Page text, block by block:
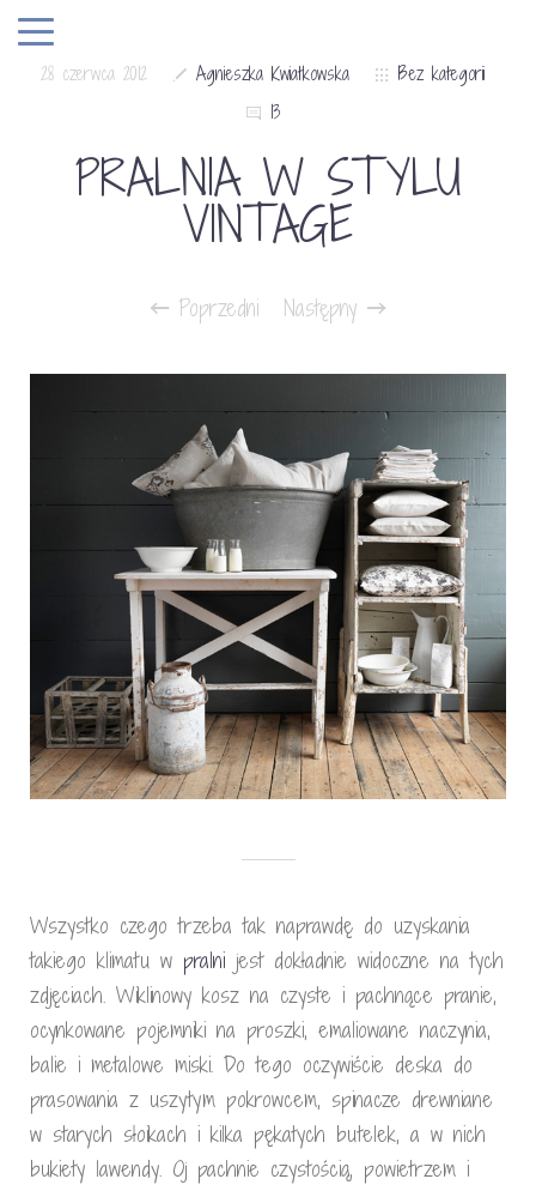
28 czerwca 2012 Agnieszka Kwiatkowska
Bez kategorii
13
PRALNIA W STYLU
VINTAGE
Poprzedni Następny
Wszystko czego trzeba tak naprawdę do uzyskania
takiego klimatu w pralni jest dokładnie widoczne na tych
zdjęciach. Wiklinowy kosz na czyste i pachnące pranie,
ocynkowane pojemniki na proszki, emaliowane naczynia,
balie i metalowe miski. Do tego oczywiście deska do
prasowania z uszytym pokrowcem, spinacze drewniane
w starych słoikach i kilka pękatych butelek, a w nich
bukiety lawendy. Oj pachnie czystością, powietrzem i